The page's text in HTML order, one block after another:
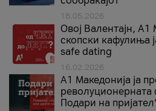
18.05.2026
Овој Валентајн, A1
скопски кафулиња
safe dating
16.02.2026
А1 Македонија ја
револуционерната
Подари на